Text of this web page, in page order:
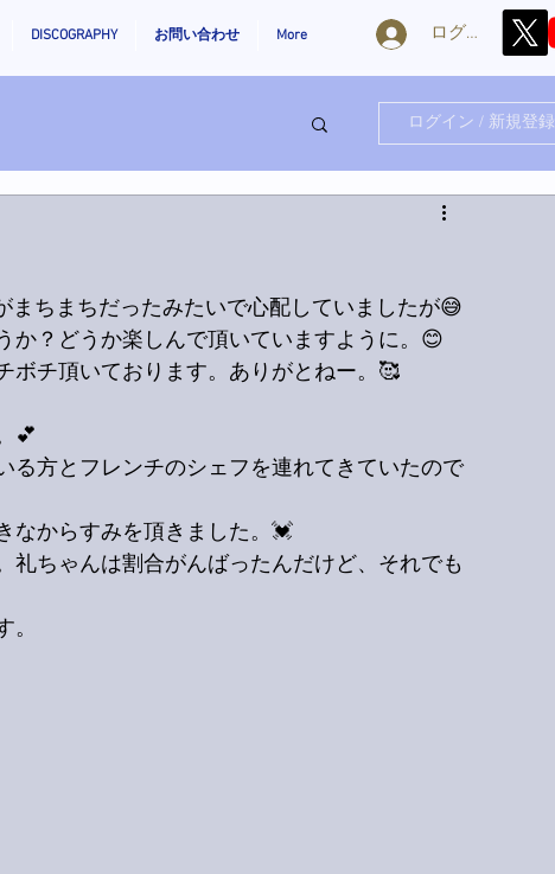
DISCOGRAPHY お問い合わせ More ログイン
ログイン / 新規登録
まちまちだったみたいで心配していましたが😅
か？どうか楽しんで頂いていますように。😊
ボチ頂いております。ありがとねー。🥰
💕
る方とフレンチのシェフを連れてきていたので
なからすみを頂きました。💓
ちゃんは割合がんばったんだけど、それでも